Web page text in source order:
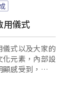
用儀式
儀式以及大家的
元素，內部設
感受到，學校